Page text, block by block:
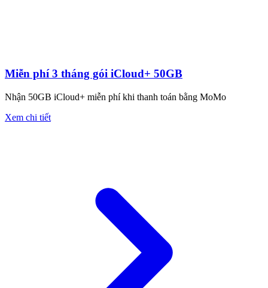
Miễn phí 3 tháng gói iCloud+ 50GB
Nhận 50GB iCloud+ miễn phí khi thanh toán bằng MoMo
Xem chi tiết